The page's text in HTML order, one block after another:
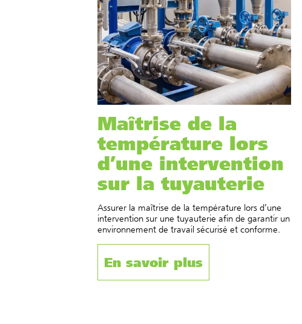
Maîtrise de la
température lors
d’une intervention
sur la tuyauterie
Assurer la maîtrise de la température lors d’une
intervention sur une tuyauterie afin de garantir un
environnement de travail sécurisé et conforme.
En savoir plus